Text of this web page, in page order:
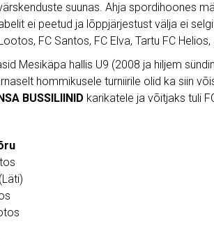
suunas. Ahja spordihoones
ei peetud ja lõppjärjestust välja ei
FC Santos, FC Elva, Tartu FC
Mesikäpa hallis U9 (2008 ja hiljem
hommikusele turniirile olid ka siin
BUSSILIINID karikatele ja võitjaks tuli